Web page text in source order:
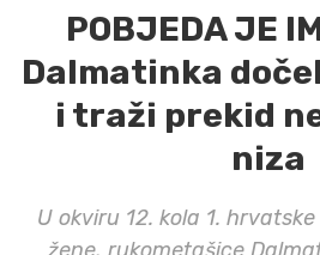
POBJEDA JE
Dalmatinka
i traži prekid
niza
U okviru 12. kola 1.
žene, rukometašice